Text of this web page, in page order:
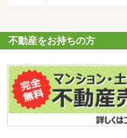
不動産をお持ちの方